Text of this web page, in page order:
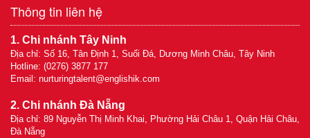
Thông tin liên hệ
1. Chi nhánh Tây Ninh
Địa chỉ: Số 16, Tân Định 1, Suối Đá, Dương Minh Châu, Tây Ninh
Hotline: (0276) 3877 177
Email: nurturingtalent@englishik.com
2. Chi nhánh Đà Nẵng
Địa chỉ: 89 Nguyễn Thị Minh Khai, Phường Hải Châu 1, Quận Hải Châu,
Đà Nẵng